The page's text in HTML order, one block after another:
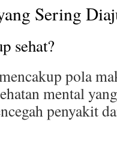
Sering
sehat?
pola
mental
penyakit